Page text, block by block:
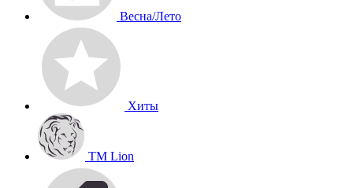
Весна/Лето
Хиты
TM Lion